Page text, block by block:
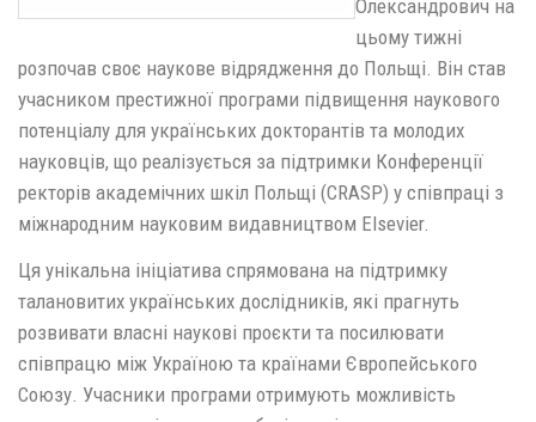
Олександрович на
цьому тижні
розпочав своє наукове відрядження до Польщі. Він став
учасником престижної програми підвищення наукового
потенціалу для українських докторантів та молодих
науковців, що реалізується за підтримки Конференції
ректорів академічних шкіл Польщі (CRASP) у співпраці з
міжнародним науковим видавництвом Elsevier.
Ця унікальна ініціатива спрямована на підтримку
талановитих українських дослідників, які прагнуть
розвивати власні наукові проєкти та посилювати
співпрацю між Україною та країнами Європейського
Союзу. Учасники програми отримують можливість